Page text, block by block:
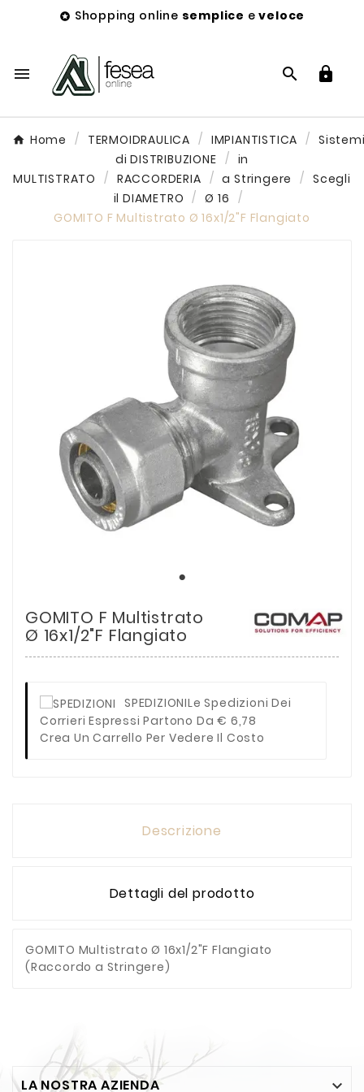
 Shopping online semplice eveloce
  
Home TERMOIDRAULICA IMPIANTISTICA
di DISTRIBUZIONE
in
MULTISTRATO
RACCORDERIA a Stringere
Scegli
il DIAMETRO
Ø 16
GOMITO F Multistrato Ø 16x1/2"F Flangiato
GOMITO F Multistrato
Ø 16x1/2"F Flangiato
SPEDIZIONILe Spedizioni Dei
Corrieri Espressi Partono Da € 6,78
Crea Un Carrello Per Vedere Il Costo
Descrizione
Dettagli del prodotto
GOMITO Multistrato Ø 16x1/2"F Flangiato
(Raccordo a Stringere)
LA NOSTRA AZIENDA 